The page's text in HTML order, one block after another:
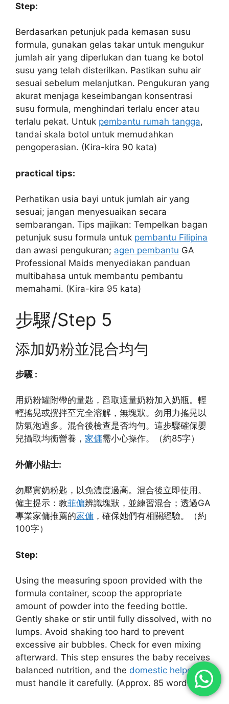
Step:
Berdasarkan petunjuk pada kemasan susu
formula, gunakan gelas takar untuk mengukur
jumlah air yang diperlukan dan tuang ke botol
susu yang telah disterilkan. Pastikan suhu air
sesuai sebelum melanjutkan. Pengukuran yang
akurat menjaga keseimbangan konsentrasi
susu formula, menghindari terlalu encer atau
terlalu pekat. Untuk pembantu rumah tangga,
tandai skala botol untuk memudahkan
pengoperasian. (Kira-kira 90 kata)
practical tips:
Perhatikan usia bayi untuk jumlah air yang
sesuai; jangan menyesuaikan secara
sembarangan. Tips majikan: Tempelkan bagan
petunjuk susu formula untuk pembantu Filipina
dan awasi pengukuran; agen pembantu GA
Professional Maids menyediakan panduan
multibahasa untuk membantu pembantu
memahami. (Kira-kira 95 kata)
步驟/Step 5
添加奶粉並混合均勻
步驟 :
用奶粉罐附帶的量匙，舀取適量奶粉加入奶瓶。輕
輕搖晃或攪拌至完全溶解，無塊狀。勿用力搖晃以
防氣泡過多。混合後檢查是否均勻。這步驟確保嬰
兒攝取均衡營養， 家傭需小心操作。（約85字）
外傭小貼士:
勿壓實奶粉匙，以免濃度過高。混合後立即使用。
僱主提示：教菲傭辨識塊狀，並練習混合；透過GA
專業家傭推薦的家傭 ，確保她們有相關經驗。（約
100字）
Step:
Using the measuring spoon provided with the
formula container, scoop the appropriate
amount of powder into the feeding bottle.
Gently shake or stir until fully dissolved, with no
lumps. Avoid shaking too hard to prevent
excessive air bubbles. Check for even mixing
afterward. This step ensures the baby receives
balanced nutrition, and the domestic helper
must handle it carefully. (Approx. 85 words)